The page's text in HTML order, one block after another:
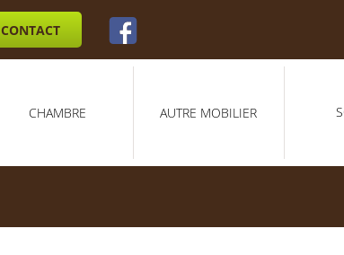
CONTACT
CHAMBRE AUTRE MOBILIER